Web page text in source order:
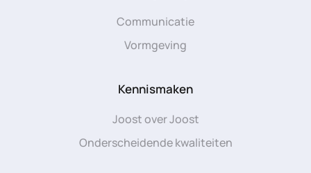
Communicatie
Vormgeving
Kennismaken
Joost over Joost
Onderscheidende kwaliteiten